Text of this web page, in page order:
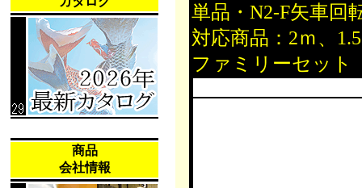
商品
会社情報
単品・N2-F矢車
対応商品：2ｍ、
ファミリーセッ